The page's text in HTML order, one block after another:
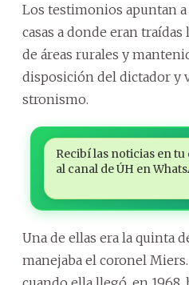
Los testimonios apuntan
casas a donde eran traídas
de áreas rurales y
disposición del dictador y
stronismo.
Recibí las noticias en
al canal de ÚH en
Una de ellas era la quinta
manejaba el coronel